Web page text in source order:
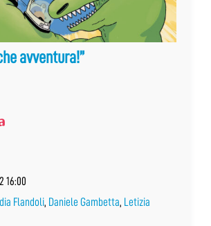
avventura!”
16:00
Flandoli, Daniele Gambetta, Letizia